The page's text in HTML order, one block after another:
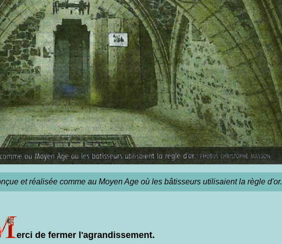
et réalisée comme au Moyen Age où les bâtisseurs utilisaient la règle d'or.
erci de fermer l'agrandissement.